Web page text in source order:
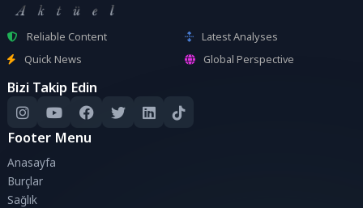
Reliable Content
Latest Analyses
Quick News
Global Perspective
Bizi Takip Edin
Footer Menu
Anasayfa
Burçlar
Sağlık